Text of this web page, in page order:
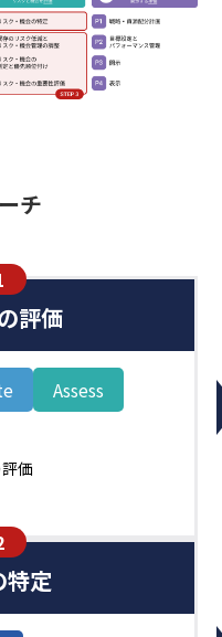
チ
評価
Assess
価
特定